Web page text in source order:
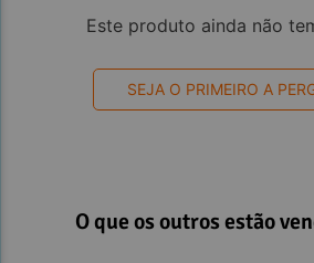
Este produto ainda não
SEJA O PRIMEIRO A
O que os outros estão